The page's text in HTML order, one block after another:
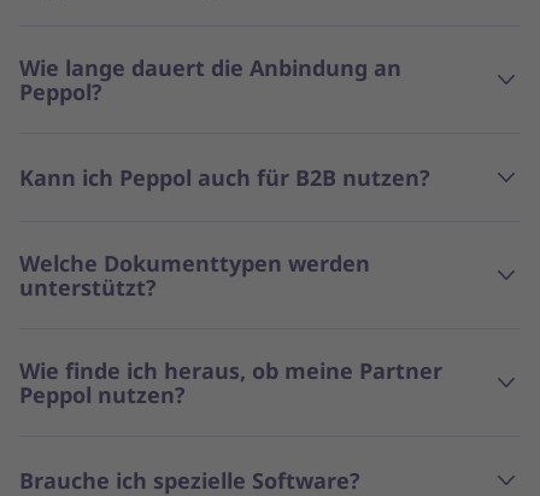
Wie lange dauert die Anbindung an
Peppol?
Kann ich Peppol auch für B2B nutzen?
Welche Dokumenttypen werden
unterstützt?
Wie finde ich heraus, ob meine Partner
Peppol nutzen?
Brauche ich spezielle Software?